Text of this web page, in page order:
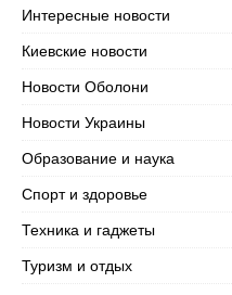
Интересные новости
Киевские новости
Новости Оболони
Новости Украины
Образование и наука
Спорт и здоровье
Техника и гаджеты
Туризм и отдых